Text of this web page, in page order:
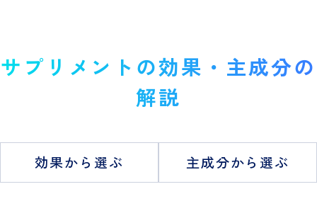
サプリメントの効果・主成分の
解説
効果から選ぶ 主成分から選ぶ